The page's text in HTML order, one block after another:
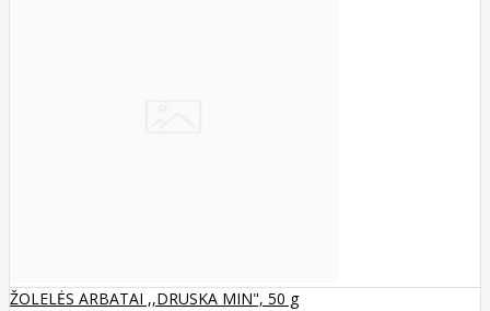
ŽOLELĖS ARBATAI ,,DRUSKA MIN", 50 g